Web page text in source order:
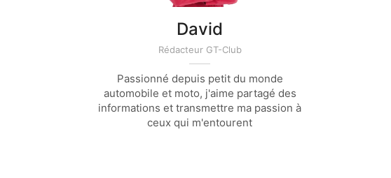
David
Rédacteur GT-Club
Passionné depuis petit du monde
automobile et moto, j'aime partagé des
informations et transmettre ma passion à
ceux qui m'entourent